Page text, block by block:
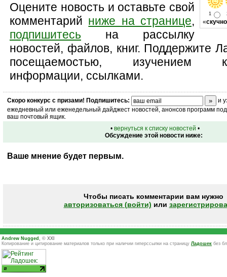
1
«скучно
Оцените новость и оставьте свой
комментарий ниже на странице,
подпишитесь на рассылку
новостей, файлов, книг. Поддержите
посещаемостью, изучением
информации, ссылками.
Скоро конкурс с призами! Подпишитесь:
и
ежедневный или еженедельный дайджест новостей, анонсов программ
ваш почтовый ящик.
• вернуться к списку новостей •
Обсуждение этой новости ниже:
Ваше мнение будет первым.
Чтобы писать комментарии вам нужно
авторизоваться (войти) или
Andrew Nugged , © XXI
Копирование и цитирование материалов только при наличии гиперссылки на страницу Ладошек без